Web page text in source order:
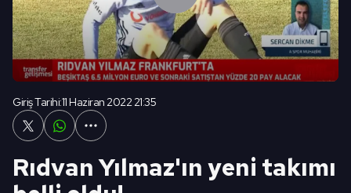
Giriş Tarihi:11 Haziran 2022 21:35
Rıdvan Yılmaz'ın yeni takımı